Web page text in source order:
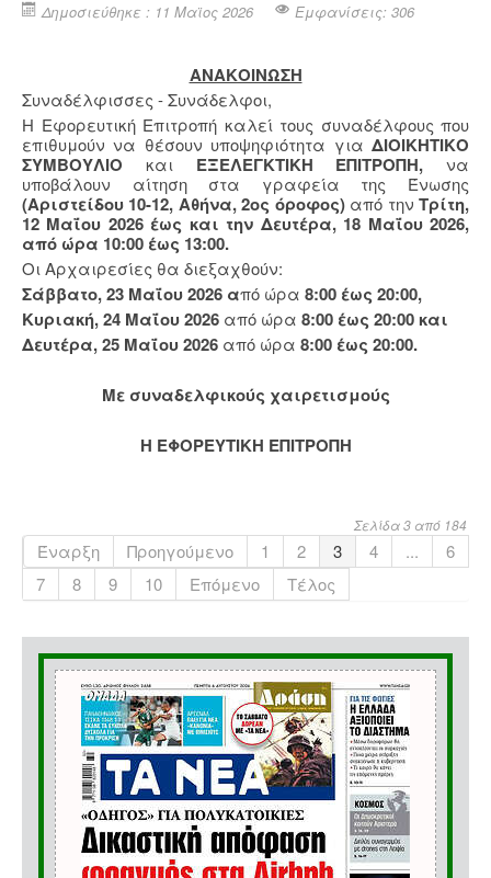
Δημοσιεύθηκε : 11 Μαϊος 2026 Εμφανίσεις: 306
ΑΝΑΚΟΙΝΩΣΗ
Συναδέλφισσες - Συνάδελφοι,
Η Εφορευτική Επιτροπή καλεί τους συναδέλφους που
επιθυμούν να θέσουν υποψηφιότητα για ΔΙΟΙΚΗΤΙΚΟ
ΣΥΜΒΟΥΛΙΟ και ΕΞΕΛΕΓΚΤΙΚΗ ΕΠΙΤΡΟΠΗ, να
υποβάλουν αίτηση στα γραφεία της Ένωσης
(Αριστείδου 10-12, Αθήνα, 2ος όροφος)από τηνΤρίτη,
12 Μαΐου 2026 έως και την Δευτέρα, 18 Μαΐου 2026,
από ώρα 10:00 έως 13:00.
Οι Αρχαιρεσίες θα διεξαχθούν:
Σάββατο, 23 Μαΐου 2026 από ώρα 8:00 έως 20:00,
Κυριακή, 24 Μαΐου 2026 από ώρα 8:00 έως 20:00 και
Δευτέρα, 25 Μαΐου 2026 από ώρα 8:00 έως 20:00.
Με συναδελφικούς χαιρετισμούς
Η ΕΦΟΡΕΥΤΙΚΗ ΕΠΙΤΡΟΠΗ
Σελίδα 3 από 184
Έναρξη Προηγούμενο 1 2 3 4 ...
6
7
8 9 10 Επόμενο Τέλος